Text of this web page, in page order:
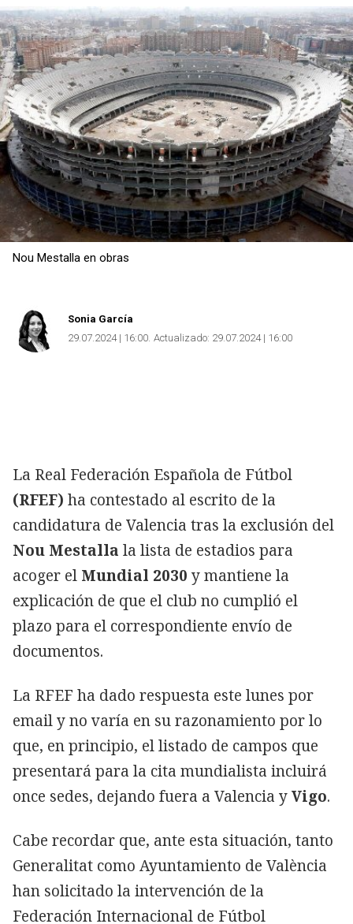
Copiar
Nou Mestalla en obras
Sonia García
29.07.2024 | 16:00 Actualizado: 29.07.2024 | 16:00
La Real Federación Española de Fútbol
(RFEF) ha contestado al escrito de la
candidatura de Valencia tras la exclusión del
Nou Mestalla la lista de estadios para
acoger el Mundial 2030 y mantiene la
explicación de que el club no cumplió el
plazo para el correspondiente envío de
documentos.
La RFEF ha dado respuesta este lunes por
email y no varía en su razonamiento por lo
que, en principio, el listado de campos que
presentará para la cita mundialista incluirá
once sedes, dejando fuera a Valencia yVigo.
Cabe recordar que, ante esta situación, tanto
Generalitat como Ayuntamiento de València
han solicitado la intervención de la
Federación Internacional de Fútbol